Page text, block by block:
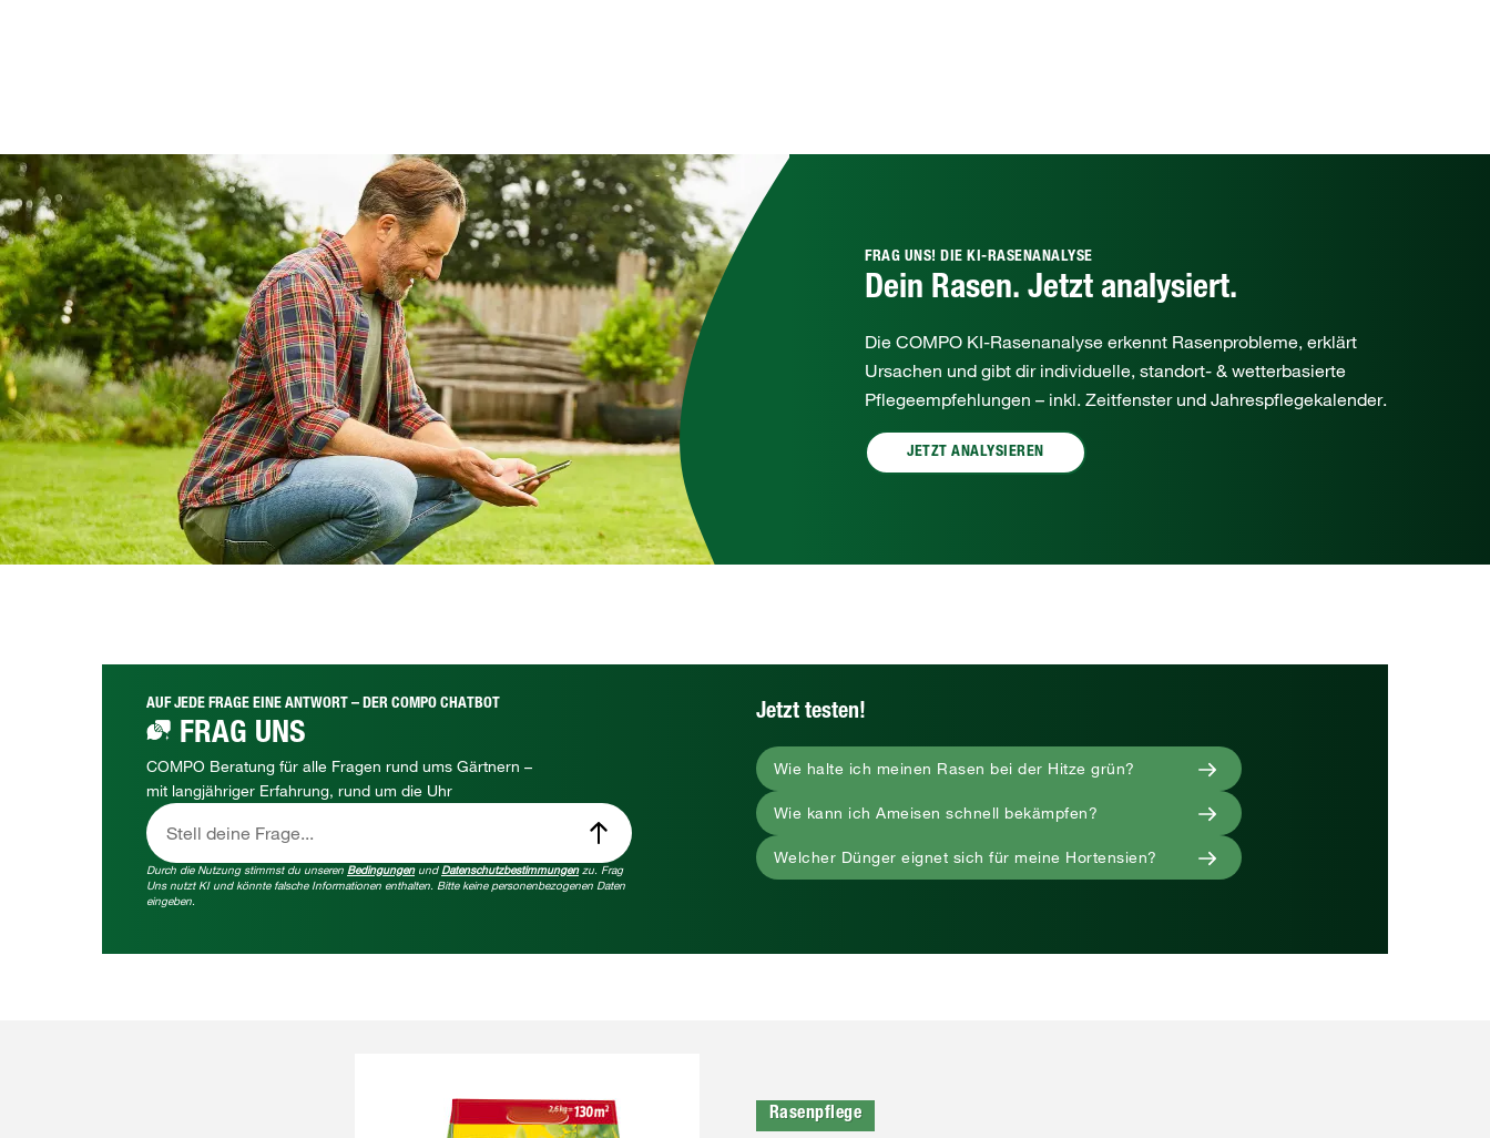
FRAG UNS! DIE KI-RASENANALYSE
Dein Rasen. Jetzt analysiert.
Die COMPO KI‑Rasenanalyse erkennt Rasenprobleme, erklärt
Ursachen und gibt dir individuelle, standort‑ & wetterbasierte
Pflegeempfehlungen – inkl. Zeitfenster und Jahrespflegekalender.
JETZT ANALYSIEREN
AUF JEDE FRAGE EINE ANTWORT – DER COMPO CHATBOT
FRAG UNS
COMPO Beratung für alle Fragen rund ums Gärtnern –
mit langjähriger Erfahrung, rund um die Uhr
Stell deine Frage...
Durch die Nutzung stimmst du unseren BedingungenundDatenschutzbestimmungenzu. Frag
Uns nutzt KI und könnte falsche Informationen enthalten. Bitte keine personenbezogenen Daten
eingeben.
Jetzt testen!
Wie halte ich meinen Rasen bei der Hitze grün?
Wie kann ich Ameisen schnell bekämpfen?
Welcher Dünger eignet sich für meine Hortensien?
Rasenpflege